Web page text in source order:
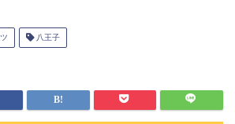
八王子